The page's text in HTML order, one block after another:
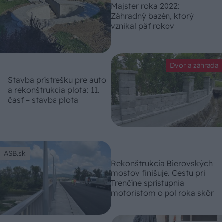
Majster roka 2022:
Záhradný bazén, ktorý
vznikal päť rokov
Dvor a záhrada
Stavba prístrešku pre auto
a rekonštrukcia plota: 11.
časť – stavba plota
ASB.sk
Rekonštrukcia Bierovských
mostov finišuje. Cestu pri
Trenčíne sprístupnia
motoristom o pol roka skôr